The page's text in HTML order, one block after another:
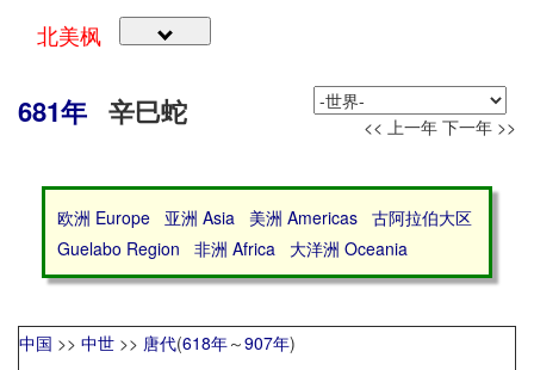
北美枫
681年 辛巳蛇 << 上一年 下一年 >>
欧洲 Europe 亚洲 Asia 美洲 Americas
古阿拉伯大区
Guelabo Region
非洲 Africa 大洋洲 Oceania
中国 >> 中世 >> 唐代(618年～907年)